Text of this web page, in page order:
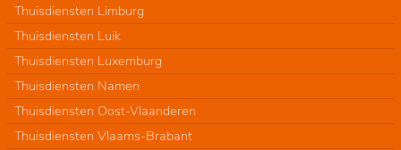
Thuisdiensten Limburg
Thuisdiensten Luik
Thuisdiensten Luxemburg
Thuisdiensten Namen
Thuisdiensten Oost-Vlaanderen
Thuisdiensten Vlaams-Brabant